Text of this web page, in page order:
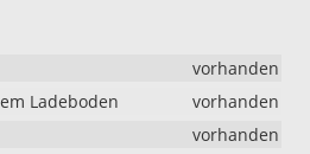
vorhanden
Ladeboden
vorhanden
vorhanden